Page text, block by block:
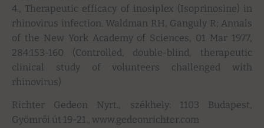
4., Therapeutic efficacy of inosiplex (Isoprinosine) in
rhinovirus infection. Waldman RH, Ganguly R; Annals
of the New York Academy of Sciences, 01 Mar 1977,
284:153-160 (Controlled, double-blind, therapeutic
clinical study of volunteers challenged with
rhinovirus)
Richter Gedeon Nyrt., székhely: 1103 Budapest,
Gyömrői út 19-21., www.gedeonrichter.com